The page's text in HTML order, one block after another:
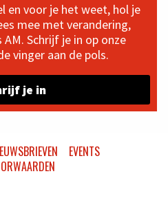
en voor je het weet, hol je
mee met verandering,
Schrijf je in op onze
vinger aan de pols.
je in
EVENTS